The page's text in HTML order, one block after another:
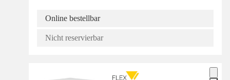
Online bestellbar
Nicht reservierbar